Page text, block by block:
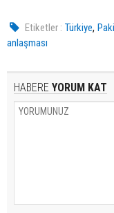
Etiketler : Türkiye,
anlaşması
HABERE YORUM KAT